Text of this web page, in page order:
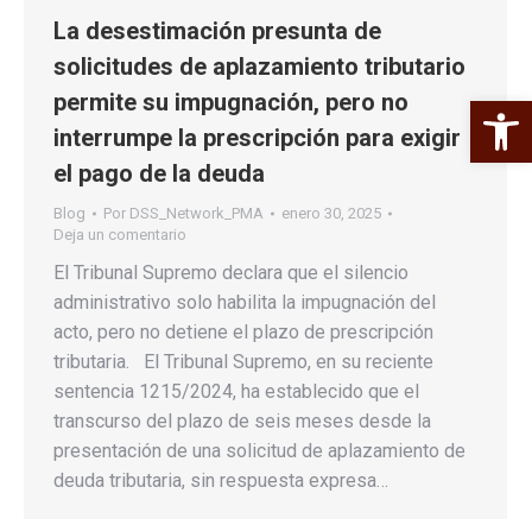
Abrir
La desestimación presunta de
solicitudes de aplazamiento tributario
permite su impugnación, pero no
interrumpe la prescripción para exigir
el pago de la deuda
Blog Por DSS_Network_PMA
enero 30, 2025
Deja un comentario
El Tribunal Supremo declara que el silencio
administrativo solo habilita la impugnación del
acto, pero no detiene el plazo de prescripción
tributaria. El Tribunal Supremo, en su reciente
sentencia 1215/2024, ha establecido que el
transcurso del plazo de seis meses desde la
presentación de una solicitud de aplazamiento de
deuda tributaria, sin respuesta expresa…